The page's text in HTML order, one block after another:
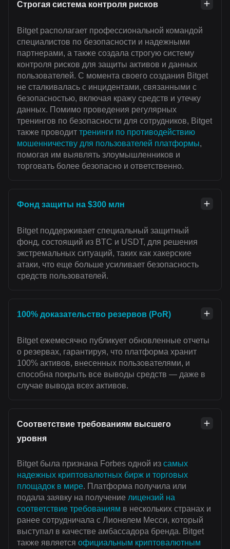
Строгая система контроля рисков
Bitget располагает профессиональной командой
специалистов по безопасности и надежными
партнерами, а также создала строгую систему
контроля рисков для защиты активов и данных
пользователей. С момента своего создания Bitget
не сталкивалась с инцидентами, связанными с
безопасностью, включая кражу средств и утечку
данных. Помимо проведения регулярных
тренингов по безопасности для сотрудников, Bitget
также проводит тренинги по противодействию
мошенничеству для пользователей платформы,
помогая им выявлять злоумышленников и
торговать более безопасно и ответственно.
Фонд защиты на $300 млн
Bitget поддерживает специальный защитный
фонд, состоящий из BTC и USDT, для решения
экстремальных ситуаций, таких как хакерские
атаки, что еще больше усиливает безопасность
средств пользователей.
100% доказательство резервов (PoR)
Bitget ежемесячно публикует обновленные отчеты
о резервах, гарантируя, что платформа хранит
100% активов, внесенных пользователями, и
способна покрыть все выводы средств — даже в
случае вывода всех активов.
Соответствие требованиям высшего
уровня
Bitget была признана Forbes одной из самых
надежных криптовалютных бирж и торговых
площадок в мире. Платформа получила или
подала заявку на получение лицензий на
соответствие требованиям в нескольких странах и
ранее сотрудничала с Лионелем Месси, который
выступал в качестве амбассадора бренда. Bitget
также является официальным криптовалютным